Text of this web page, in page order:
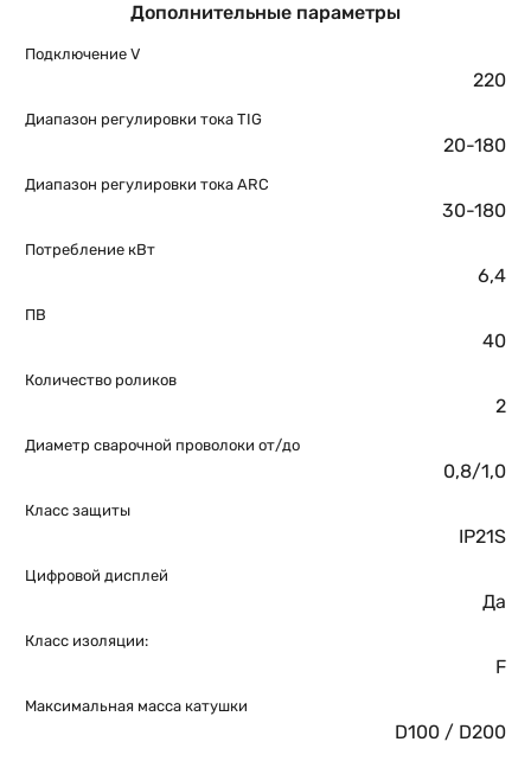
Дополнительные параметры
Подключение V
220
Диапазон регулировки тока TIG
20-180
Диапазон регулировки тока ARC
30-180
Потребление кВт
6,4
ПВ
40
Количество роликов
2
Диаметр сварочной проволоки от/до
0,8/1,0
Класс защиты
IP21S
Цифровой дисплей
Да
Класс изоляции:
F
Максимальная масса катушки
D100 / D200